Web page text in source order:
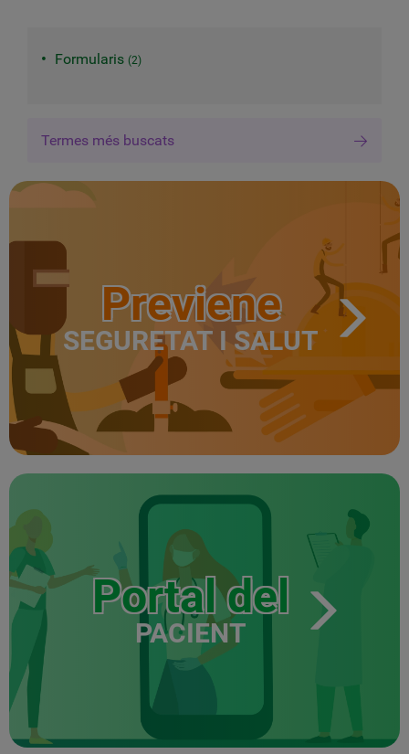
Formularis 2
Termes més buscats
Previene
SEGURETAT I SALUT
Portal del
PACIENT